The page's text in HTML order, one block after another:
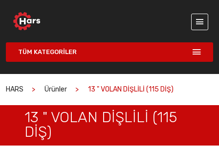
TÜM KATEGORILER
HARS Ürünler 13 " VOLAN DİŞLİLİ (115 DİŞ)
13 " VOLAN DİŞLİLİ (115
DİŞ)